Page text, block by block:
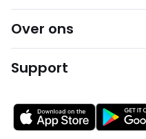
Over ons
Support